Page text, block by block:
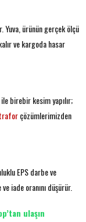
ürünün gerçek ölçü
ve kargoda hasar
birebir kesim yapılır;
çözümlerimizden
EPS darbe ve
iade oranını düşürür.
ulaşın